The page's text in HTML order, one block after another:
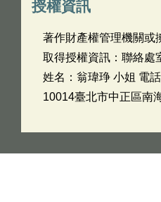
授權資訊
著作財產權管理機關或
取得授權資訊：聯絡處
姓名：翁瑋琤 小姐 電
10014臺北市中正區南